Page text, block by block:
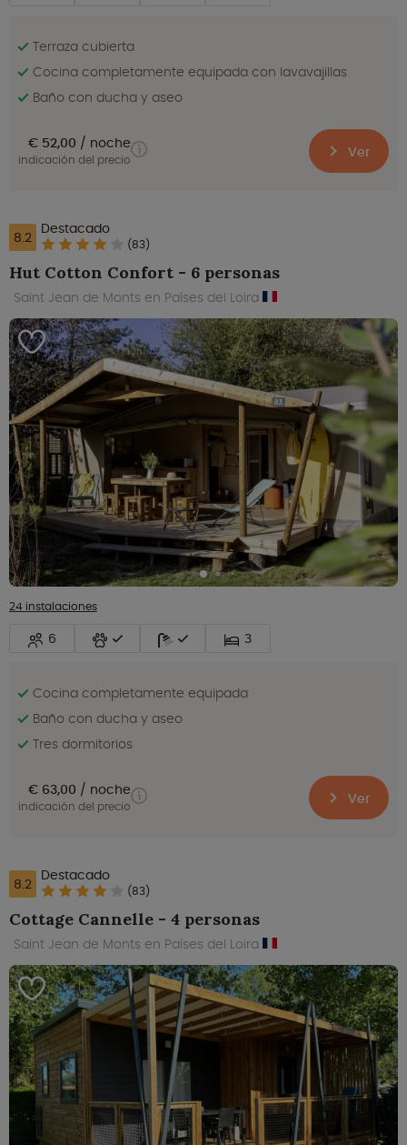
Terraza cubierta
Cocina completamente equipada con lavavajillas
Baño con ducha y aseo
€ 52,00 noche
indicación del precio Ver
8.2 Destacado
(83)
Hut Cotton Confort - 6 personas
Saint Jean de Monts en Países del Loira
24 instalaciones
6 3
Cocina completamente equipada
Baño con ducha y aseo
Tres dormitorios
€ 63,00 noche
indicación del precio Ver
8.2 Destacado
(83)
Cottage Cannelle - 4 personas
Saint Jean de Monts en Países del Loira